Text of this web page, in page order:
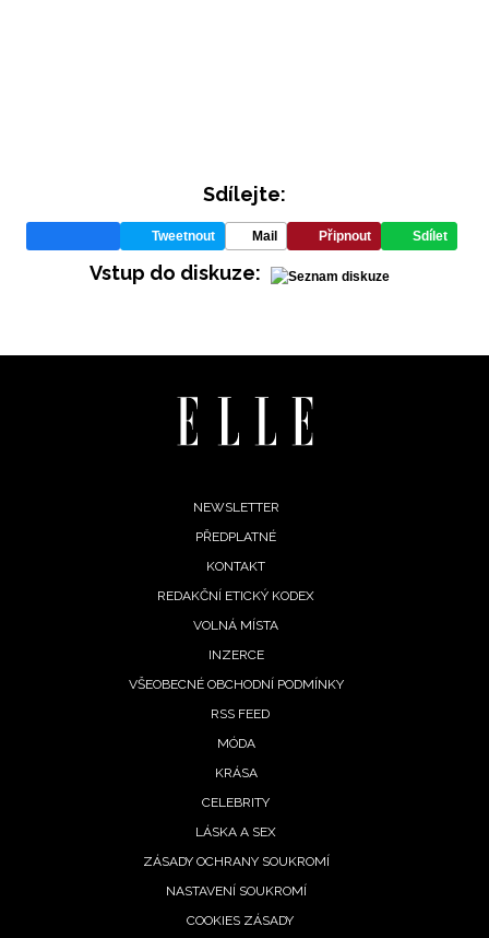
INFORMACE
Sdílejte:
Tweetnout Mail Připnout Sdílet
Vstup do diskuze:
NEWSLETTER
PŘEDPLATNÉ
KONTAKT
REDAKČNÍ ETICKÝ KODEX
VOLNÁ MÍSTA
INZERCE
VŠEOBECNÉ OBCHODNÍ PODMÍNKY
RSS FEED
MÓDA
KRÁSA
CELEBRITY
LÁSKA A SEX
ZÁSADY OCHRANY SOUKROMÍ
NASTAVENÍ SOUKROMÍ
COOKIES ZÁSADY